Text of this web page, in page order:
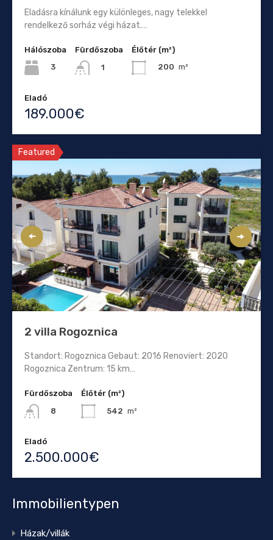
Eladásra kínálunk egy különleges, nagy telekkel
rendelkező sorház végi házat.…
Hálószoba
3
Fürdőszoba
1
Élőtér (m²)
200 m²
Eladó
189.000€
Featured
2 villa Rogoznica
Standort: Rogoznica Gebaut: 2016 Renoviert: 2020
Rogoznica Zentrum: 15 km…
Fürdőszoba
8
Élőtér (m²)
542 m²
Eladó
2.500.000€
Immobilientypen
Házak/villák